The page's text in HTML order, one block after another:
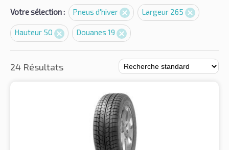
Votre sélection : Pneus d'hiver Largeur 265
Hauteur 50 Douanes 19
24 Résultats